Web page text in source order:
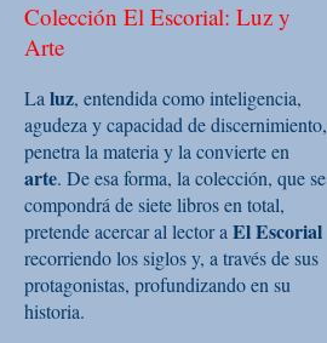
Colección El Escorial: Luz y
Arte
La luz, entendida como inteligencia,
agudeza y capacidad de discernimiento,
penetra la materia y la convierte en
arte. De esa forma, la colección, que se
compondrá de siete libros en total,
pretende acercar al lector a El Escorial
recorriendo los siglos y, a través de sus
protagonistas, profundizando en su
historia.